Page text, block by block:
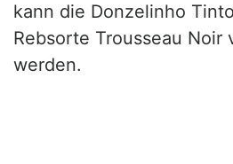
kann die Donzelinho
Rebsorte Trousseau Noir
werden.